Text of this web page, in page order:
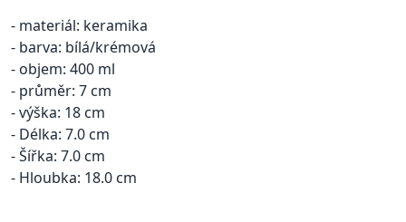
- materiál: keramika
- barva: bílá/krémová
- objem: 400 ml
- průměr: 7 cm
- výška: 18 cm
- Délka: 7.0 cm
- Šířka: 7.0 cm
- Hloubka: 18.0 cm